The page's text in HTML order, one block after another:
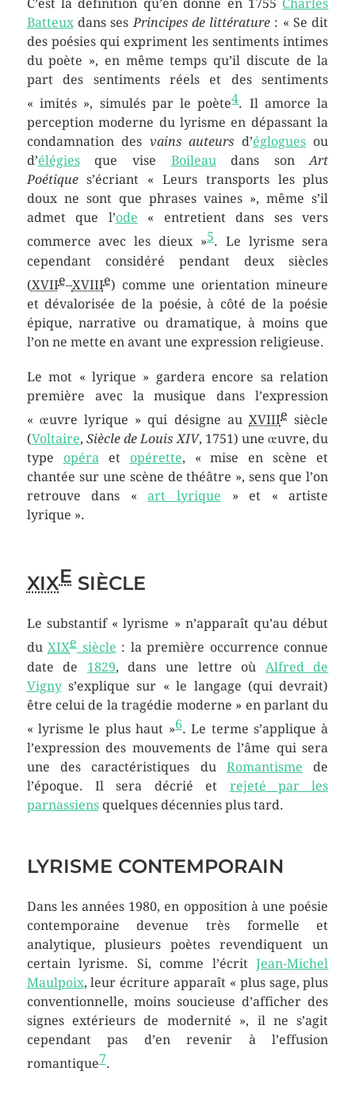
C’est la définition qu’en donne en 1755 Charles
Batteuxdans sesPrincipes de littérature : « Se dit
des poésies qui expriment les sentiments intimes
du poète », en même temps qu’il discute de la
part des sentiments réels et des sentiments
« imités », simulés par le poète4. Il amorce la
perception moderne du lyrisme en dépassant la
condamnation des vains auteurs d’égloguesou
d’élégiesque vise Boileaudans sonArt
Poétiques’écriant « Leurs transports les plus
doux ne sont que phrases vaines », même s’il
admet que l’ode « entretient dans ses vers
commerce avec les dieux »5. Le lyrisme sera
cependant considéré pendant deux siècles
(XVIIe–XVIIIe) comme une orientation mineure
et dévalorisée de la poésie, à côté de la poésie
épique, narrative ou dramatique, à moins que
l’on ne mette en avant une expression religieuse.
Le mot « lyrique » gardera encore sa relation
première avec la musique dans l’expression
« œuvre lyrique » qui désigne auXVIIIe siècle
(Voltaire, Siècle de Louis XIV, 1751) une œuvre, du
type opéraet opérette, « mise en scène et
chantée sur une scène de théâtre », sens que l’on
retrouve dans «art lyrique » et « artiste
lyrique ».
XIXE SIÈCLE
Le substantif « lyrisme » n’apparaît qu’au début
duXIXesiècle : la première occurrence connue
date de 1829, dans une lettre où Alfred de
Vignys’explique sur « le langage (qui devrait)
être celui de la tragédie moderne » en parlant du
« lyrisme le plus haut »6. Le terme s’applique à
l’expression des mouvements de l’âme qui sera
une des caractéristiques duRomantisme de
l’époque. Il sera décrié et rejeté par les
parnassiensquelques décennies plus tard.
LYRISME CONTEMPORAIN
Dans les années 1980, en opposition à une poésie
contemporaine devenue très formelle et
analytique, plusieurs poètes revendiquent un
certain lyrisme. Si, comme l’écritJean-Michel
Maulpoix, leur écriture apparaît « plus sage, plus
conventionnelle, moins soucieuse d’afficher des
signes extérieurs de modernité », il ne s’agit
cependant pas d’en revenir à l’effusion
romantique7.